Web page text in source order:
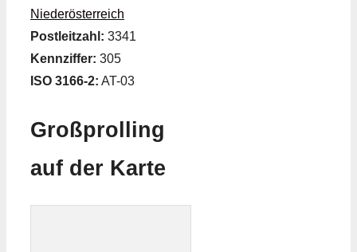
Niederösterreich
Postleitzahl: 3341
Kennziffer: 305
ISO 3166-2: AT-03
Großprolling
auf der Karte